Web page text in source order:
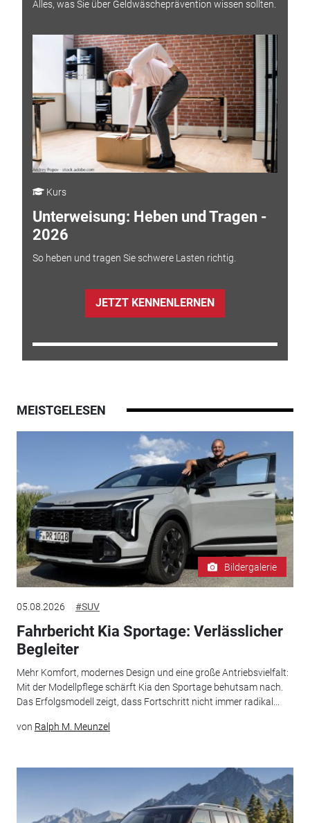
Alles, was Sie über Geldwäscheprävention wissen sollten.
Kurs
Unterweisung: Heben und Tragen -
2026
So heben und tragen Sie schwere Lasten richtig.
JETZT KENNENLERNEN
MEISTGELESEN
Bildergalerie
05.08.2026 #SUV
Fahrbericht Kia Sportage: Verlässlicher
Begleiter
Mehr Komfort, modernes Design und eine große Antriebsvielfalt:
Mit der Modellpflege schärft Kia den Sportage behutsam nach.
Das Erfolgsmodell zeigt, dass Fortschritt nicht immer radikal...
von Ralph M. Meunzel